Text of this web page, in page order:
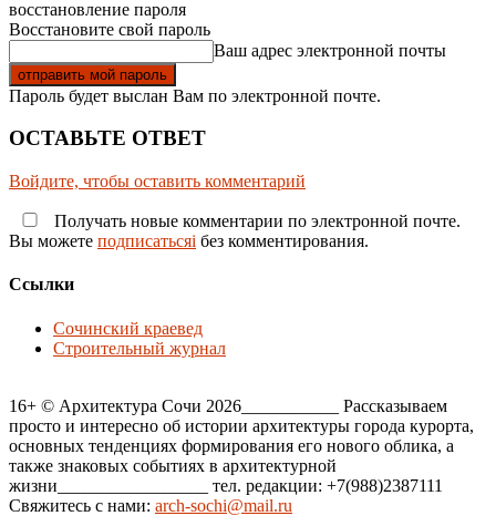
восстановление пароля
Восстановите свой пароль
Ваш адрес электронной почты
Пароль будет выслан Вам по электронной почте.
ОСТАВЬТЕ ОТВЕТ
Войдите, чтобы оставить комментарий
Получать новые комментарии по электронной почте.
Вы можете подписатьсяi без комментирования.
Ссылки
Сочинский краевед
Строительный журнал
16+ © Архитектура Сочи 2026___________ Рассказываем
просто и интересно об истории архитектуры города курорта,
основных тенденциях формирования его нового облика, а
также знаковых событиях в архитектурной
жизни_________________ тел. редакции: +7(988)2387111
Свяжитесь с нами: arch-sochi@mail.ru